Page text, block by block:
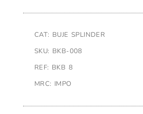
CAT: BUJE SPLINDER
SKU: BKB-008
REF: BKB 8
MRC: IMPO